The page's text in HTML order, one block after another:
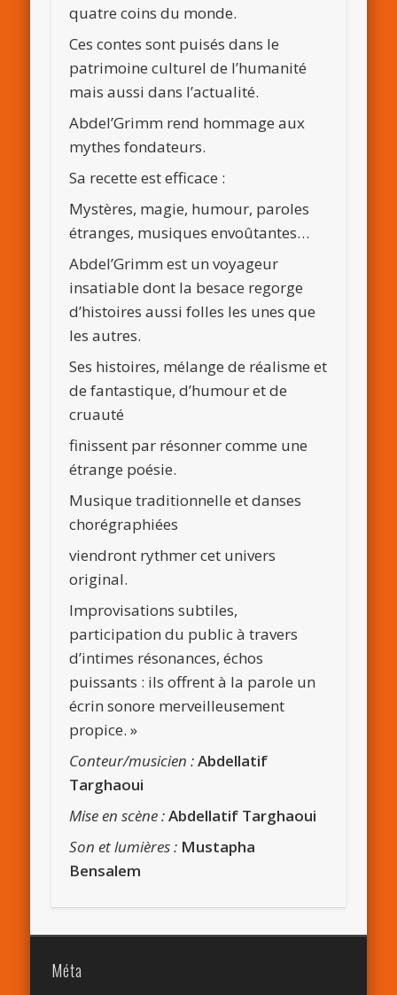
quatre coins du monde.
Ces contes sont puisés dans le
patrimoine culturel de l’humanité
mais aussi dans l’actualité.
Abdel’Grimm rend hommage aux
mythes fondateurs.
Sa recette est efficace :
Mystères, magie, humour, paroles
étranges, musiques envoûtantes…
Abdel’Grimmest un voyageur
insatiable dont la besace regorge
d’histoires aussi folles les unes que
les autres.
Ses histoires, mélange de réalisme et
de fantastique, d’humour et de
cruauté
finissent par résonner comme une
étrange poésie.
Musique traditionnelle et danses
chorégraphiées
viendront rythmer cet univers
original.
Improvisations subtiles,
participation du public à travers
d’intimes résonances, échos
puissants : ils offrent à la parole un
écrin sonore merveilleusement
propice. »
Conteur/musicien :Abdellatif
Targhaoui
Mise en scène :Abdellatif Targhaoui
Son et lumières : Mustapha
Bensalem
Méta